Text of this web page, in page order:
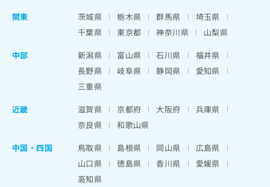
関東
茨城県 栃木県 群馬県
埼玉県
千葉県
東京都 神奈川県
山梨県
中部
新潟県 富山県 石川県
福井県
長野県
岐阜県 静岡県
愛知県
三重県
近畿
滋賀県 京都府 大阪府
兵庫県
奈良県
和歌山県
中国・四国
鳥取県 島根県 岡山県
広島県
山口県
徳島県 香川県
愛媛県
高知県